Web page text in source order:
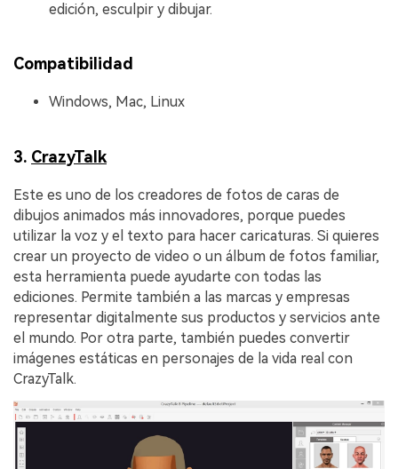
edición, esculpir y dibujar.
Compatibilidad
Windows, Mac, Linux
3. CrazyTalk
Este es uno de los creadores de fotos de caras de
dibujos animados más innovadores, porque puedes
utilizar la voz y el texto para hacer caricaturas. Si quieres
crear un proyecto de video o un álbum de fotos familiar,
esta herramienta puede ayudarte con todas las
ediciones. Permite también a las marcas y empresas
representar digitalmente sus productos y servicios ante
el mundo. Por otra parte, también puedes convertir
imágenes estáticas en personajes de la vida real con
CrazyTalk.